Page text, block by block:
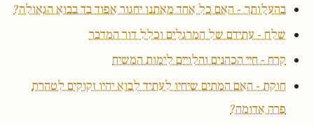
בהעלותך - האם כל אחד מאתנו יחגור אפוד בד בבוא הגאולה?
שלח - עתידם של המרגלים וכלל דור המדבר
קרח - חיי הכהנים והלויים לימות המשיח
חוקת - האם המתים שיחיו לעתיד לבוא יהיו זקוקים לטהרת
פרה אדומה?